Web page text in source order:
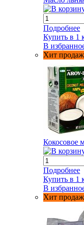
Подробнее
Купить в 1
В
Хит продаж
Кокосовое
Подробнее
Купить в 1
В
Хит продаж